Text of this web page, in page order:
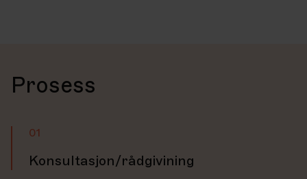
Prosess
01
Konsultasjon/rådgivining